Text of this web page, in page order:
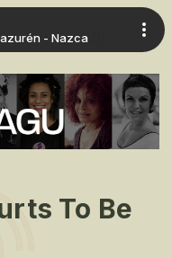
- Nazca
To Be